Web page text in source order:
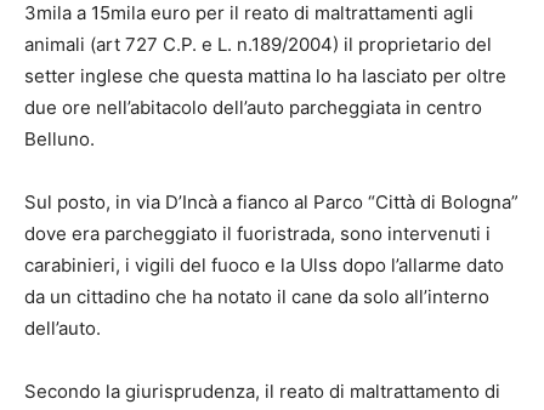
3mila a 15mila euro per il reato di maltrattamenti agli
animali (art 727 C.P. e L. n.189/2004) il proprietario del
setter inglese che questa mattina lo ha lasciato per oltre
due ore nell’abitacolo dell’auto parcheggiata in centro
Belluno.
Sul posto, in via D’Incà a fianco al Parco “Città di Bologna”
dove era parcheggiato il fuoristrada, sono intervenuti i
carabinieri, i vigili del fuoco e la Ulss dopo l’allarme dato
da un cittadino che ha notato il cane da solo all’interno
dell’auto.
Secondo la giurisprudenza, il reato di maltrattamento di